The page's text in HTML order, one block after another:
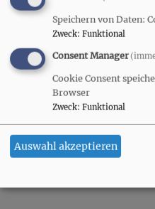
Minikirche im Martin-Luther-
Haus in Seefeld(!)
So, 8.11. 11 Uhr
Minikirche
Speichern von Daten:
Zweck: Funktional
Consent Manager
Cookie Consent
Browser
Zweck: Funktional
Auswahl akzeptieren